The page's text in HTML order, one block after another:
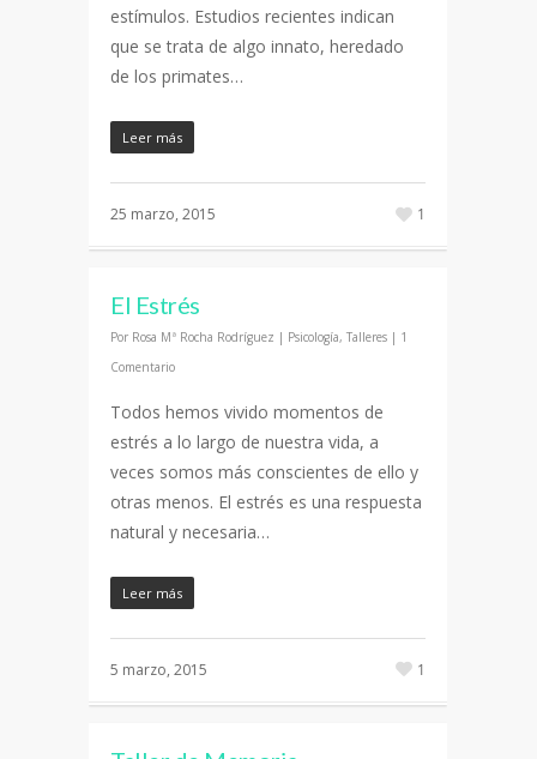
estímulos. Estudios recientes indican
que se trata de algo innato, heredado
de los primates…
Leer más
25 marzo, 2015 1
El Estrés
Por Rosa Mª Rocha Rodríguez | Psicología, Talleres | 1
Comentario
Todos hemos vivido momentos de
estrés a lo largo de nuestra vida, a
veces somos más conscientes de ello y
otras menos. El estrés es una respuesta
natural y necesaria…
Leer más
5 marzo, 2015 1